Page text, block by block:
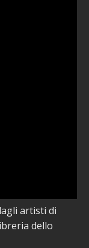
artisti di
dello